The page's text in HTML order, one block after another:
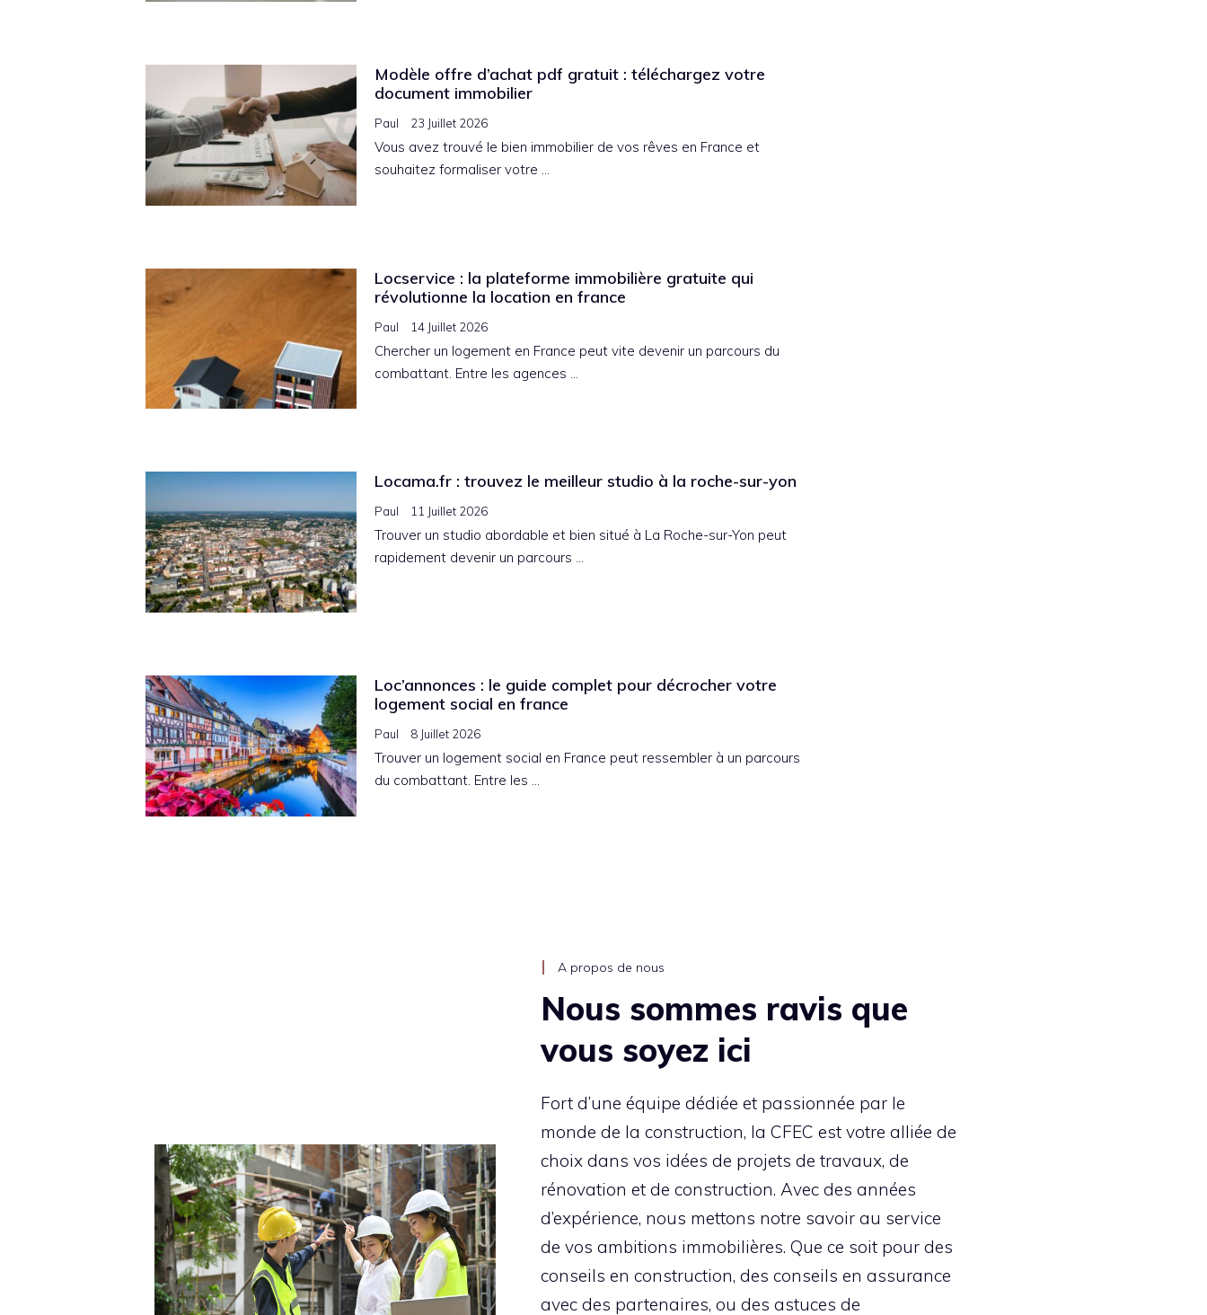
Modèle offre d’achat pdf gratuit : téléchargez votre
document immobilier
Paul 23 Juillet 2026
Vous avez trouvé le bien immobilier de vos rêves en France et
souhaitez formaliser votre …
Locservice : la plateforme immobilière gratuite qui
révolutionne la location en france
Paul 14 Juillet 2026
Chercher un logement en France peut vite devenir un parcours du
combattant. Entre les agences …
Locama.fr : trouvez le meilleur studio à la roche-sur-yon
Paul 11 Juillet 2026
Trouver un studio abordable et bien situé à La Roche-sur-Yon peut
rapidement devenir un parcours …
Loc’annonces : le guide complet pour décrocher votre
logement social en france
Paul 8 Juillet 2026
Trouver un logement social en France peut ressembler à un parcours
du combattant. Entre les …
A propos de nous
Nous sommes ravis que
vous soyez ici
Fort d’une équipe dédiée et passionnée par le
monde de la construction, la CFEC est votre alliée de
choix dans vos idées de projets de travaux, de
rénovation et de construction. Avec des années
d’expérience, nous mettons notre savoir au service
de vos ambitions immobilières. Que ce soit pour des
conseils en construction, des conseils en assurance
avec des partenaires, ou des astuces de